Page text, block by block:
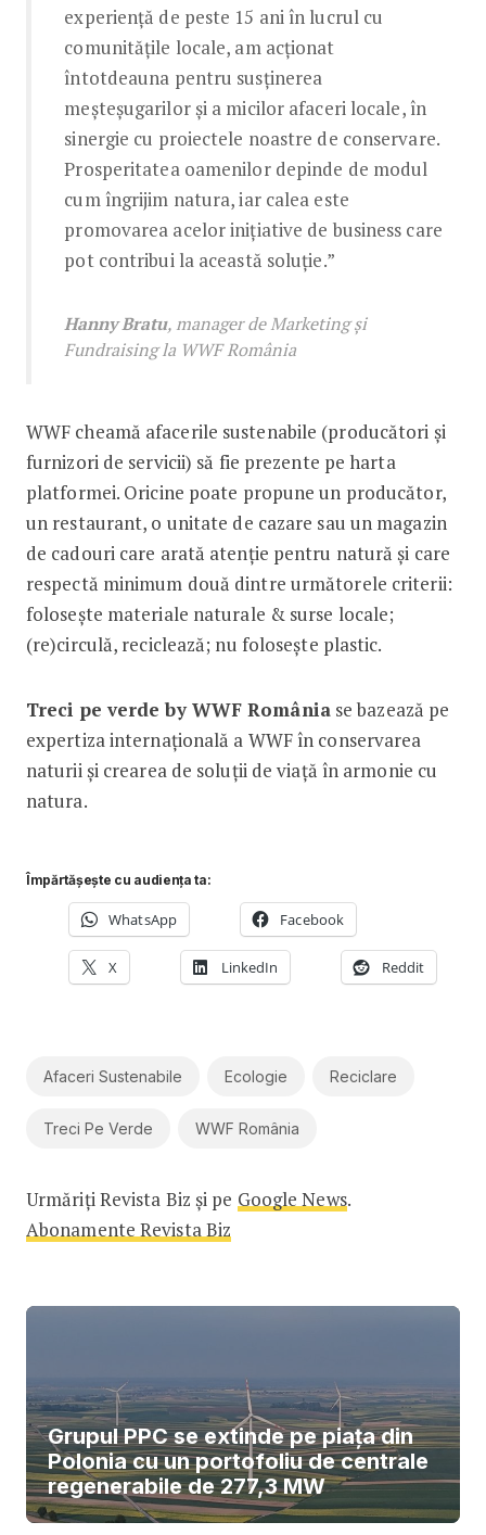
experiență de peste 15 ani în lucrul cu
comunitățile locale, am acționat
întotdeauna pentru susținerea
meșteșugarilor și a micilor afaceri locale, în
sinergie cu proiectele noastre de conservare.
Prosperitatea oamenilor depinde de modul
cum îngrijim natura, iar calea este
promovarea acelor inițiative de business care
pot contribui la această soluție.”
Hanny Bratu, manager de Marketing și
Fundraising la WWF România
WWF cheamă afacerile sustenabile (producători și
furnizori de servicii) să fie prezente pe harta
platformei. Oricine poate propune un producător,
un restaurant, o unitate de cazare sau un magazin
de cadouri care arată atenție pentru natură și care
respectă minimum două dintre următorele criterii:
folosește materiale naturale & surse locale;
(re)circulă, reciclează; nu folosește plastic.
Treci pe verde by WWF Româniase bazează pe
expertiza internațională a WWF în conservarea
naturii și crearea de soluții de viață în armonie cu
natura.
Împărtășește cu audiența ta:
WhatsApp Facebook
X LinkedIn Reddit
Afaceri Sustenabile Ecologie Reciclare
Treci Pe Verde WWF România
Urmăriți Revista Biz și pe Google News.
Abonamente Revista Biz
Grupul PPC se extinde pe piața din
Polonia cu un portofoliu de centrale
regenerabile de 277,3 MW